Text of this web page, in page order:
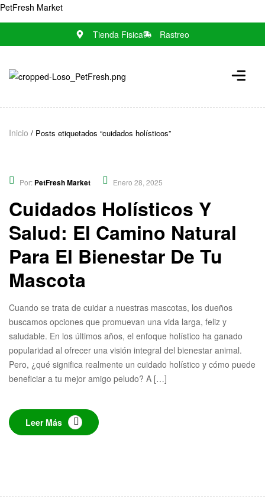
PetFresh Market
Tienda Fisica Rastreo
Inicio / Posts etiquetados “cuidados holísticos”
Cuidados y Salud
Por: PetFresh Market Enero 28, 2025
Cuidados Holísticos Y
Salud: El Camino Natural
Para El Bienestar De Tu
Mascota
Cuando se trata de cuidar a nuestras mascotas, los dueños
buscamos opciones que promuevan una vida larga, feliz y
saludable. En los últimos años, el enfoque holístico ha ganado
popularidad al ofrecer una visión integral del bienestar animal.
Pero, ¿qué significa realmente un cuidado holístico y cómo puede
beneficiar a tu mejor amigo peludo? A […]
Leer Más